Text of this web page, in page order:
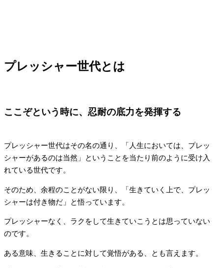
プレッシャー世代とは
ここぞという時に、忍耐の底力を発揮する
プレッシャー世代はその名の通り、「人生においては、プレッ
シャーがあるのは当然」ということを当たり前のように受け入
れている世代です。
そのため、余程のことがない限り、「生きていく上で、プレッ
シャーは付き物だ」と悟っています。
プレッシャーなく、ラクをして生きていこうとは思っていない
のです。
ある意味、生きることに対して覚悟がある、とも言えます。